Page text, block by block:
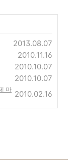
2013.08.07
2010.11.16
2010.10.07
2010.10.07
마 2010.02.16